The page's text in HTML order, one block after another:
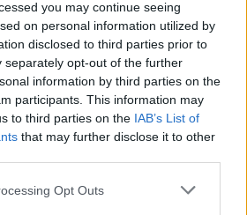
you may continue seeing
on personal information utilized by
disclosed to third parties prior to
separately opt-out of the further
information by third parties on the
participants. This information may
to third parties on the IAB’s List of
that may further disclose it to other
app uses one or more Google
Opt Outs
δολάρια στην KG Mobility